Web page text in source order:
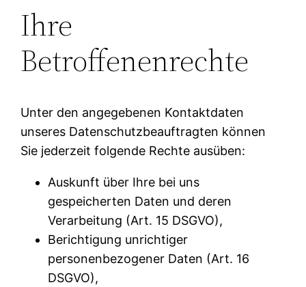
Ihre
Betroffenenrechte
Unter den angegebenen Kontaktdaten
unseres Datenschutzbeauftragten können
Sie jederzeit folgende Rechte ausüben:
Auskunft über Ihre bei uns
gespeicherten Daten und deren
Verarbeitung (Art. 15 DSGVO),
Berichtigung unrichtiger
personenbezogener Daten (Art. 16
DSGVO),